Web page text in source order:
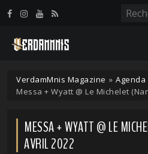
VerdamMnis Magazine » Agenda
Messa + Wyatt @ Le Michelet
MESSA + WYATT @ LE
AVRIL 2022
Panneau de gestion des cookies